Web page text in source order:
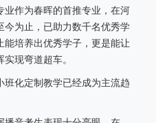
业作为春晖的首推专业，在河
今为止，已助力数千名优秀学
培养出优秀学子，更是能让
现弯道超车。
班化定制教学已经成为主流趋